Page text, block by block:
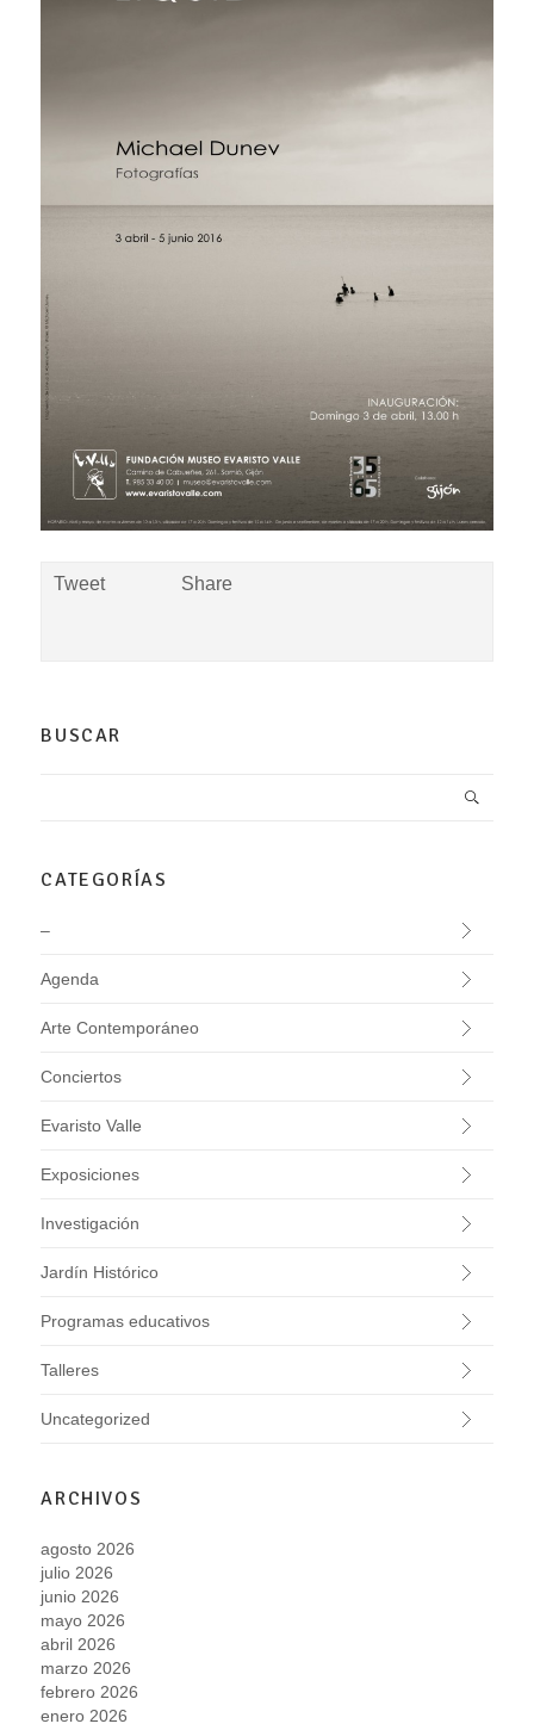
Tweet Share
BUSCAR
CATEGORÍAS
–
Agenda
Arte Contemporáneo
Conciertos
Evaristo Valle
Exposiciones
Investigación
Jardín Histórico
Programas educativos
Talleres
Uncategorized
ARCHIVOS
agosto 2026
julio 2026
junio 2026
mayo 2026
abril 2026
marzo 2026
febrero 2026
enero 2026